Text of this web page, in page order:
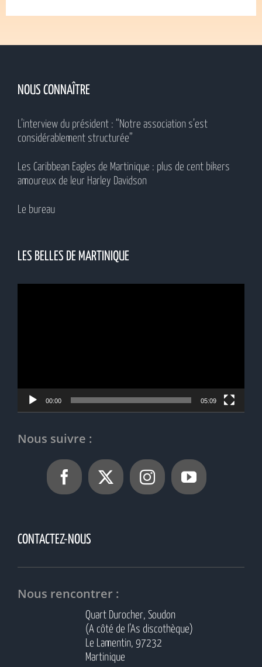
NOUS CONNAÎTRE
L’interview du président : “Notre association s’est
considérablement structurée”
Les Caribbean Eagles de Martinique : plus de cent bikers
amoureux de leur Harley Davidson
Le bureau
LES BELLES DE MARTINIQUE
00:00 05:09
Nous suivre :
CONTACTEZ-NOUS
Nous rencontrer :
Quart Durocher, Soudon
(A côté de l’As discothèque)
Le Lamentin, 97232
Martinique